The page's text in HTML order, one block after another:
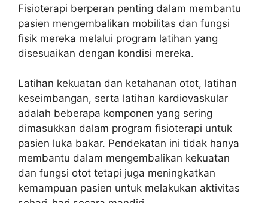
Fisioterapi berperan penting dalam membantu
pasien mengembalikan mobilitas dan fungsi
fisik mereka melalui program latihan yang
disesuaikan dengan kondisi mereka.
Latihan kekuatan dan ketahanan otot, latihan
keseimbangan, serta latihan kardiovaskular
adalah beberapa komponen yang sering
dimasukkan dalam program fisioterapi untuk
pasien luka bakar. Pendekatan ini tidak hanya
membantu dalam mengembalikan kekuatan
dan fungsi otot tetapi juga meningkatkan
kemampuan pasien untuk melakukan aktivitas